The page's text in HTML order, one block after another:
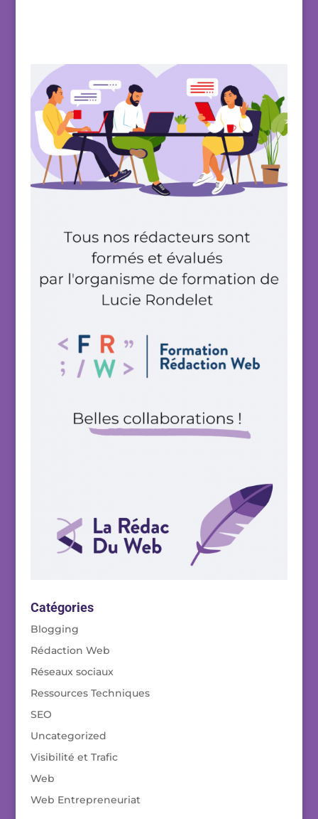
Catégories
Blogging
Rédaction Web
Réseaux sociaux
Ressources Techniques
SEO
Uncategorized
Visibilité et Trafic
Web
Web Entrepreneuriat